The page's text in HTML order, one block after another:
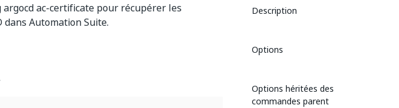
ac-certificate pour récupérer les
Automation Suite.
Description
Options
Options héritées des
commandes parent